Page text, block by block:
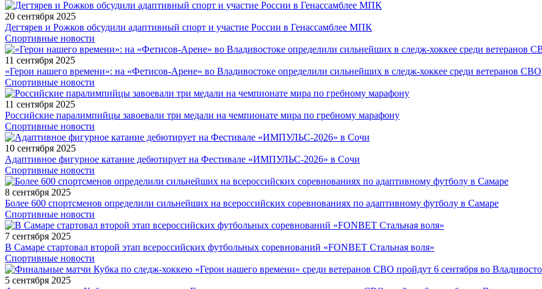
20 сентября 2025
Дегтярев и Рожков обсудили адаптивный спорт и участие России в Генассамблее МПК
Спортивные новости
11 сентября 2025
«Герои нашего времени»: на «Фетисов-Арене» во Владивостоке определили сильнейших в следж-хоккее среди ветеранов СВО
Спортивные новости
11 сентября 2025
Российские паралимпийцы завоевали три медали на чемпионате мира по гребному марафону
Спортивные новости
10 сентября 2025
Адаптивное фигурное катание дебютирует на Фестивале «ИМПУЛЬС-2026» в Сочи
Спортивные новости
8 сентября 2025
Более 600 спортсменов определили сильнейших на всероссийских соревнованиях по адаптивному футболу в Самаре
Спортивные новости
7 сентября 2025
В Самаре стартовал второй этап всероссийских футбольных соревнований «FONBET Стальная воля»
Спортивные новости
5 сентября 2025